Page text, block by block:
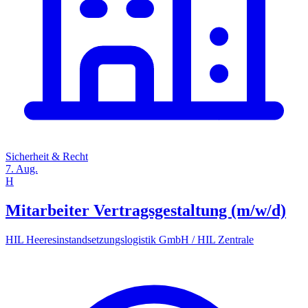
Sicherheit & Recht
7. Aug.
H
Mitarbeiter Vertragsgestaltung (m/w/d)
HIL Heeresinstandsetzungslogistik GmbH / HIL Zentrale